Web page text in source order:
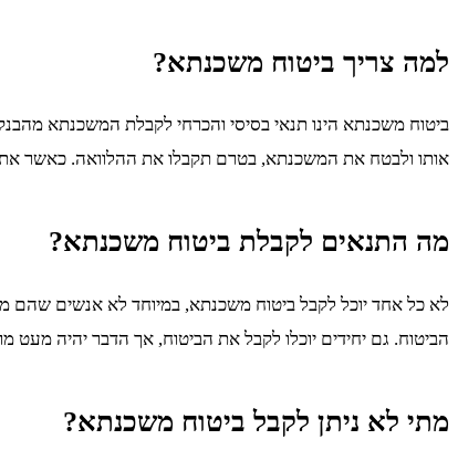
למה צריך ביטוח משכנתא?
ביטוח משכנתא הינו תנאי בסיסי והכרחי לקבלת המשכנתא
אותו ולבטח את המשכנתא, בטרם תקבלו את ההלוואה. כאשר
מה התנאים לקבלת ביטוח משכנתא?
לא כל אחד יוכל לקבל ביטוח משכנתא, במיוחד לא אנשים שהם
הביטוח. גם יחידים יוכלו לקבל את הביטוח, אך הדבר יהיה מעט
מתי לא ניתן לקבל ביטוח משכנתא?